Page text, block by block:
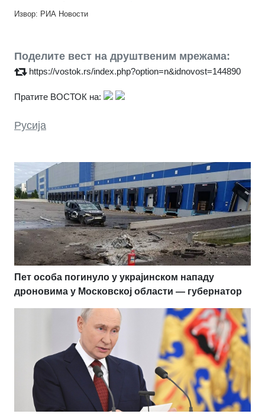
Извор: РИА Новости
Поделите вест на друштвеним мрежама:
https://vostok.rs/index.php?option=n&idnovost=144890
Пратите ВОСТОК на:
Русија
Пет особа погинуло у украјинском нападу
дроновима у Московској области — губернатор